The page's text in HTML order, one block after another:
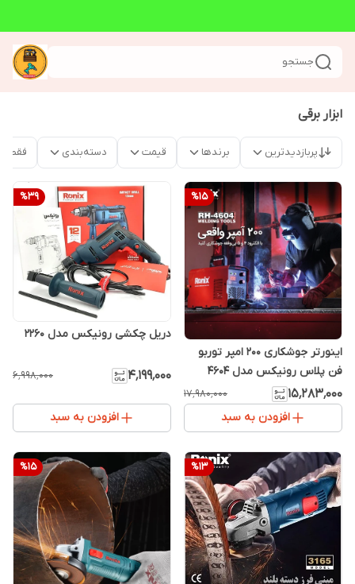
جستجو
ابزار برقی
پربازدیدترین برندها قیمت دسته‌بندی فقط
%15
اینورتر جوشکاری 200 امپر توربو
فن پلاس رونیکس مدل 4604
۱۵٬۲۸۳٬۰۰۰ ۱۷٬۹۸۰٬۰۰۰
افزودن به سبد
%39
دریل چکشی رونیکس مدل 2260
۴٬۱۹۹٬۰۰۰ ۶٬۹۹۸٬۰۰۰
افزودن به سبد
%13
%15